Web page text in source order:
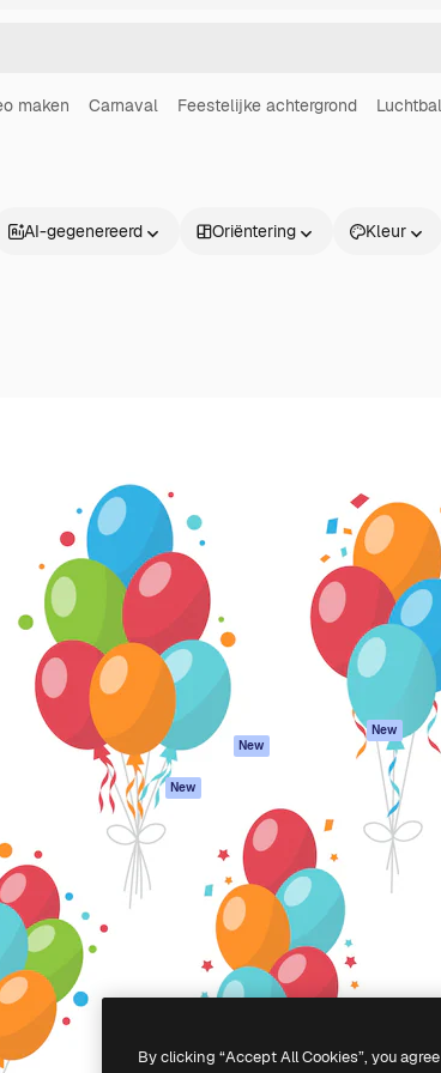
maken Carnaval Feestelijke achtergrond
AI-gegenereerd Oriëntering Kleur
werk te
Producten
Spaces
AI-assistent
AI Image Generator
AI Video Generator
AI Voice Generator
Stockcontent
MCP voor
Claude/ChatGPT
New
Agenten New
API
Mobiele app
Alle Magnific-tools
Aan de slag
Academy
Documentatie
Ondersteuning
Algemene
voorwaarden
Privacybeleid
Originelen New
Cookiebeleid
Vertrouwenscentrum
Partners
Onderneming
S.L.U. Alle rechten voorbehouden
By clicking “Accept All Cookies”, you